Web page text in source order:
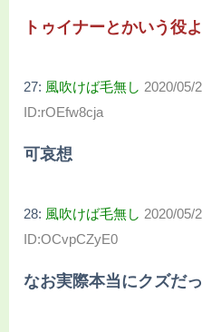
トゥイナーとかいう役
27: 風吹けば毛無し 2020/05/
ID:rOEfw8cja
可哀想
28: 風吹けば毛無し 2020/05/
ID:OCvpCZyE0
なお実際本当にクズだ